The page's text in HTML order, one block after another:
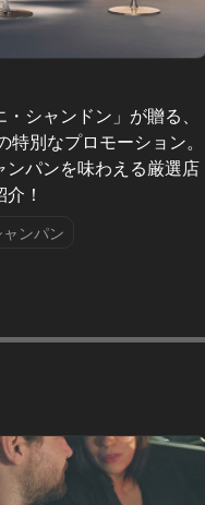
シャンドン」が贈る、
特別なプロモーション。
ンパンを味わえる厳選店
！
ンパン